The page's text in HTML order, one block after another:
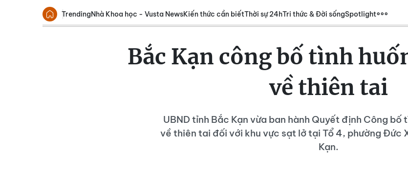
TrendingNhà Khoa học - Vusta NewsKiến thức cần biếtThời sự 24hTri thức & Đời sốngSpotlight
Bắc Kạn công bố tình
về thiên tai
UBND tỉnh Bắc Kạn vừa ban hành Quyết định Công bố
về thiên tai đối với khu vực sạt lở tại Tổ 4, phường Đức
Kạn.